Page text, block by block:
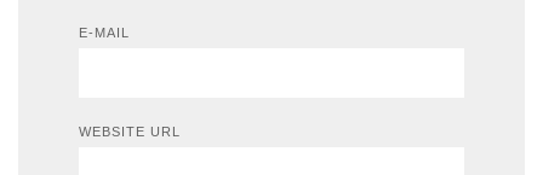
E-MAIL
WEBSITE URL